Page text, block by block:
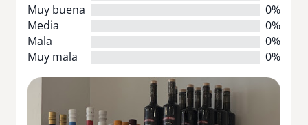
Muy buena
0%
Media
0%
Mala
0%
Muy mala
0%